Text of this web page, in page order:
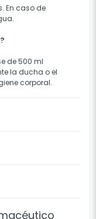
En caso de
de 500 ml
la ducha o el
corporal.